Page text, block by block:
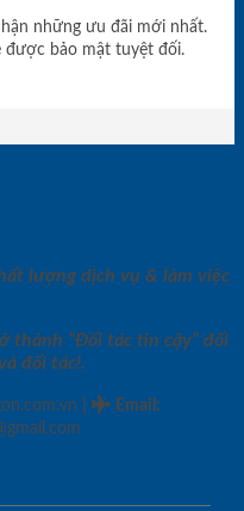
những ưu đãi mới nhất.
được bảo mật tuyệt đối.
lượng dịch vụ & làm việc
thành “Đối tác tin cậy” đối
đối tác!.
Email :